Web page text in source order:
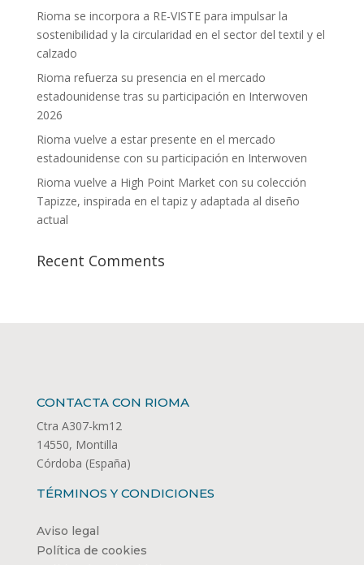
Rioma se incorpora a RE-VISTE para impulsar la
sostenibilidad y la circularidad en el sector del textil y el
calzado
Rioma refuerza su presencia en el mercado
estadounidense tras su participación en Interwoven
2026
Rioma vuelve a estar presente en el mercado
estadounidense con su participación en Interwoven
Rioma vuelve a High Point Market con su colección
Tapizze, inspirada en el tapiz y adaptada al diseño
actual
Recent Comments
CONTACTA CON RIOMA
Ctra A307-km12
14550, Montilla
Córdoba (España)
TÉRMINOS Y CONDICIONES
Aviso legal
Política de cookies